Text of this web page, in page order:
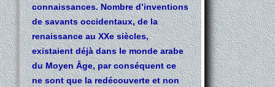
connaissances. Nombre d’inventions
de savants occidentaux, de la
renaissance au XXe siècles,
existaient déjà dans le monde arabe
du Moyen Âge, par conséquent ce
ne sont que la redécouverte et non